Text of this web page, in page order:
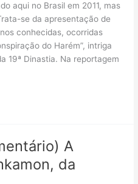
aqui no Brasil em 2011, mas
se da apresentação de
conhecidas, ocorridas
do Harém”, intriga
19ª Dinastia. Na reportagem
A
da